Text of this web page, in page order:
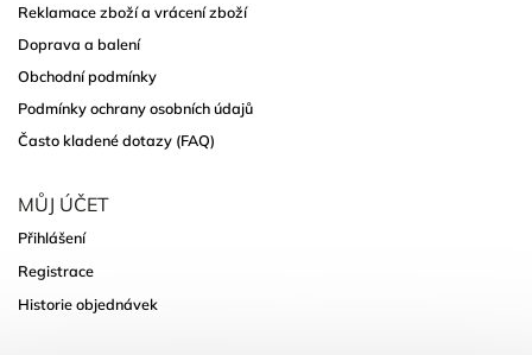
Reklamace zboží a vrácení zboží
Doprava a balení
Obchodní podmínky
Podmínky ochrany osobních údajů
Často kladené dotazy (FAQ)
MŮJ ÚČET
Přihlášení
Registrace
Historie objednávek